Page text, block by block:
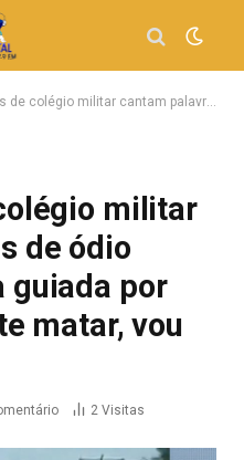
palavras de ódio durante marcha guiada por PM: ‘Se eu não te matar, vou te prender’
militar
de ódio
guiada por
matar, vou
2 Visitas